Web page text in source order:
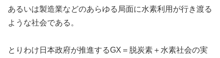
あるいは製造業などのあらゆる局面に水素利用が行き渡る
ような社会である。
とりわけ日本政府が推進するGX＝脱炭素＋水素社会の実